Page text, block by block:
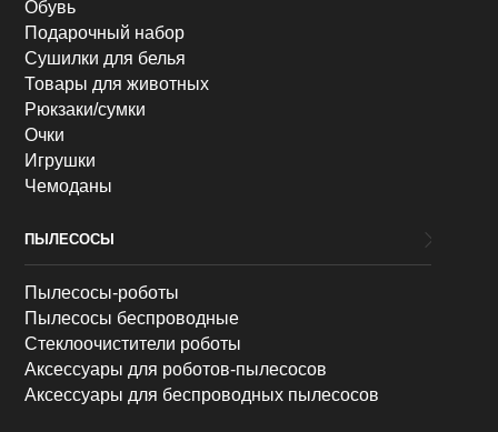
Обувь
Подарочный набор
Сушилки для белья
Товары для животных
Рюкзаки/сумки
Очки
Игрушки
Чемоданы
ПЫЛЕСОСЫ
Пылесосы-роботы
Пылесосы беспроводные
Стеклоочистители роботы
Аксессуары для роботов-пылесосов
Аксессуары для беспроводных пылесосов